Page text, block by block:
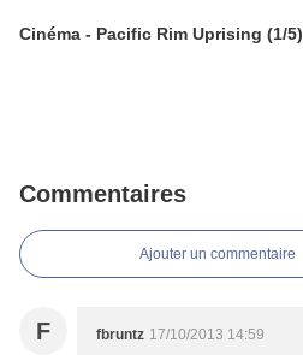
Cinéma - Pacific Rim Uprising (1/5)
Commentaires
Ajouter un commentaire
F fbruntz 17/10/2013 14:59